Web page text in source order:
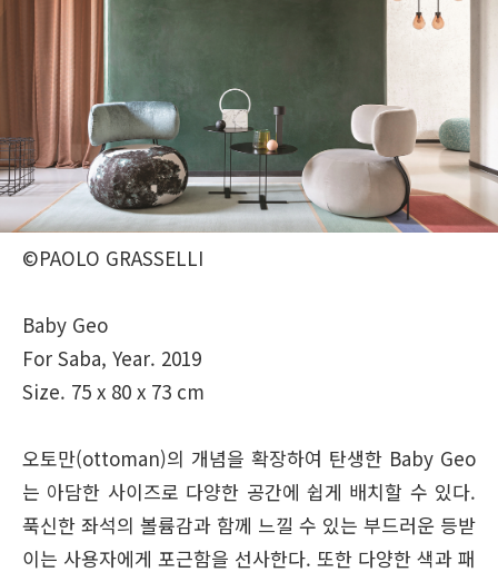
©PAOLO GRASSELLI
Baby Geo
For Saba, Year. 2019
Size. 75 x 80 x 73 cm
오토만(ottoman)의 개념을 확장하여 탄생한 Baby Geo
는 아담한 사이즈로 다양한 공간에 쉽게 배치할 수 있다.
푹신한 좌석의 볼륨감과 함께 느낄 수 있는 부드러운 등받
이는 사용자에게 포근함을 선사한다. 또한 다양한 색과 패